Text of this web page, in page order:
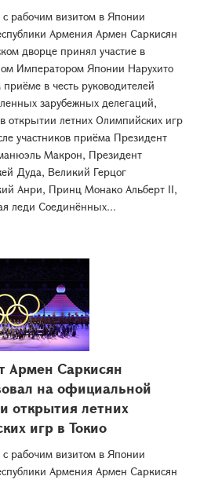
рабочим визитом в Японии
Армения Армен Саркисян
дворце принял участие в
Императором Японии Нарухито
в честь руководителей
зарубежных делегаций,
открытии летних Олимпийских игр
участников приёма Президент
Макрон, Президент
Дуда, Великий Герцог
Анри, Принц Монако Альберт II,
леди Соединённых...
Армен Саркисян
на официальной
открытия летних
игр в Токио
рабочим визитом в Японии
Армения Армен Саркисян